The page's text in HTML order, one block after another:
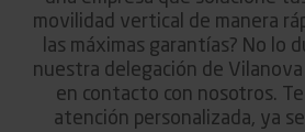
movilidad vertical de manera
las máximas garantías? No lo
nuestra delegación de
en contacto con nosotros.
atención personalizada, ya